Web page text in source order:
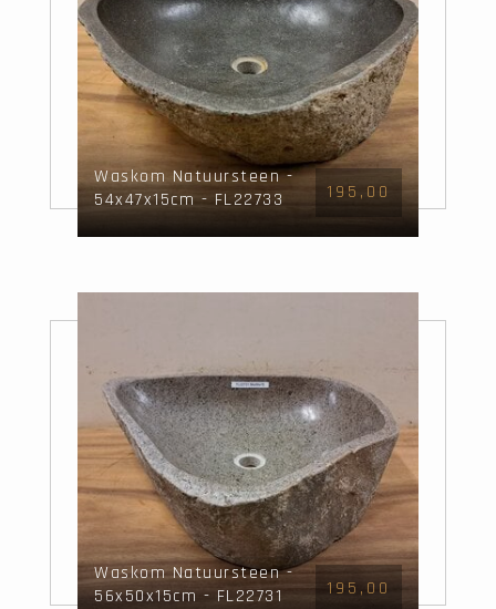
Waskom Natuursteen -
54x47x15cm - FL22733
195,00
Waskom Natuursteen -
56x50x15cm - FL22731
195,00